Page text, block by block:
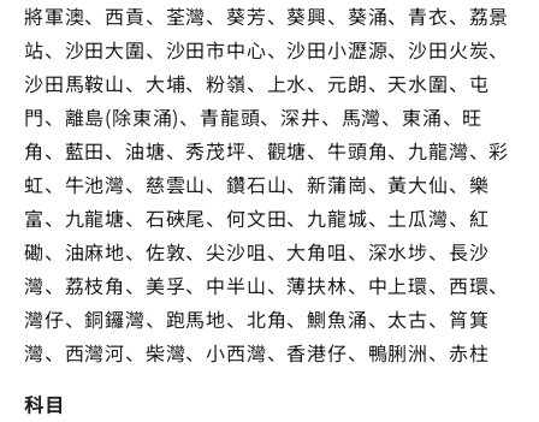
將軍澳、西貢、荃灣、葵芳、葵興、葵涌、青衣、荔景
站、沙田大圍、沙田市中心、沙田小瀝源、沙田火炭、
沙田馬鞍山、大埔、粉嶺、上水、元朗、天水圍、屯
門、離島(除東涌)、青龍頭、深井、馬灣、東涌、旺
角、藍田、油塘、秀茂坪、觀塘、牛頭角、九龍灣、彩
虹、牛池灣、慈雲山、鑽石山、新蒲崗、黃大仙、樂
富、九龍塘、石硤尾、何文田、九龍城、土瓜灣、紅
磡、油麻地、佐敦、尖沙咀、大角咀、深水埗、長沙
灣、荔枝角、美孚、中半山、薄扶林、中上環、西環、
灣仔、銅鑼灣、跑馬地、北角、鰂魚涌、太古、筲箕
灣、西灣河、柴灣、小西灣、香港仔、鴨脷洲、赤柱
科目